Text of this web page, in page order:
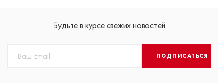
Будьте в курсе свежих новостей
ПОДПИСАТЬСЯ